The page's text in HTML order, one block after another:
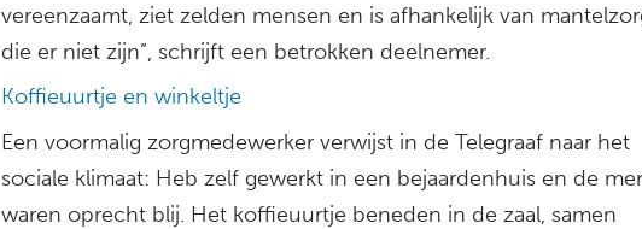
vereenzaamt, ziet zelden mensen en is afhankelijk van
die er niet zijn”, schrijft een betrokken deelnemer.
Koffieuurtje en winkeltje
Een voormalig zorgmedewerker verwijst in de Telegraaf naar het
sociale klimaat: Heb zelf gewerkt in een bejaardenhuis en de
waren oprecht blij. Het koffieuurtje beneden in de zaal, samen